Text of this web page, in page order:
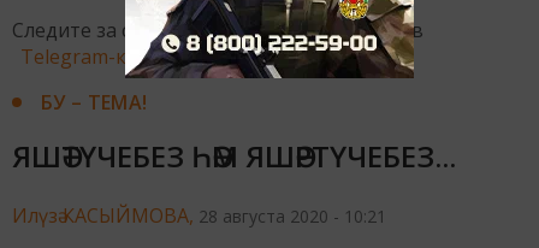
Следите за самым важным и интересным в
Telegram-канале Татмедиа
БУ – ТЕМА!
ЯШӘТҮЧЕБЕЗ ҺӘМ ЯШӘРТҮЧЕБЕЗ...
Илүзә КАСЫЙМОВА, 28 августа 2020 - 10:21